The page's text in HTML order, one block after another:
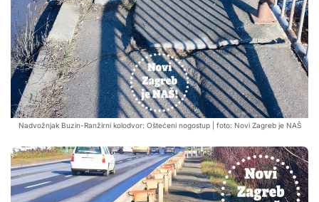
Nadvožnjak Buzin-Ranžirni kolodvor: Oštećeni nogostup | foto: Novi Zagreb je NAŠ